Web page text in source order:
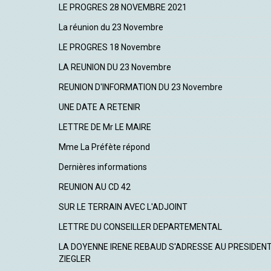
LE PROGRES 28 NOVEMBRE 2021
La réunion du 23 Novembre
LE PROGRES 18 Novembre
LA REUNION DU 23 Novembre
REUNION D'INFORMATION DU 23 Novembre
UNE DATE A RETENIR
LETTRE DE Mr LE MAIRE
Mme La Préfète répond
Dernières informations
REUNION AU CD 42
SUR LE TERRAIN AVEC L'ADJOINT
LETTRE DU CONSEILLER DEPARTEMENTAL
LA DOYENNE IRENE REBAUD S'ADRESSE AU
ZIEGLER